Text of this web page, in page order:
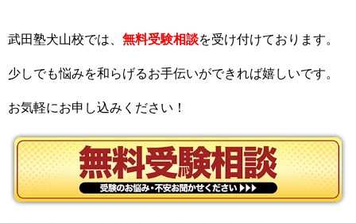
武田塾犬山校では、 無料受験相談を受け付けております。
少しでも悩みを和らげるお手伝いができれば嬉しいです。
お気軽にお申し込みください！